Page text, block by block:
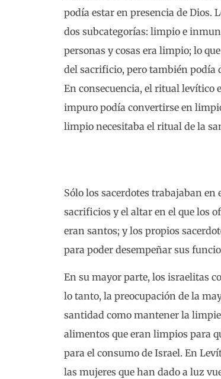
podía estar en presencia de Dios.
dos subcategorías: limpio e
personas y cosas era limpio; lo
del sacrificio, pero también podía
En consecuencia, el ritual levítico
impuro podía convertirse en
limpio necesitaba el ritual de la
Sólo los sacerdotes trabajaban
sacrificios y el altar en el que los
eran santos; y los propios
para poder desempeñar sus
En su mayor parte, los israelitas
lo tanto, la preocupación de la
santidad como mantener la
alimentos que eran limpios para
para el consumo de Israel. En
las mujeres que han dado a luz